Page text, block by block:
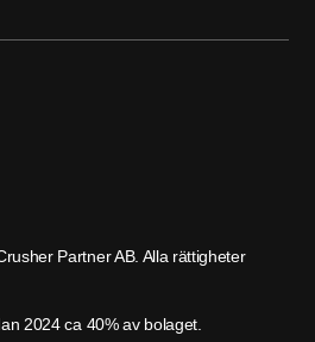
Partner AB. Alla rättigheter
2024 ca 40% av bolaget.